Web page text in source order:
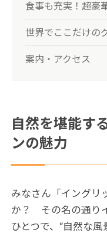
食事も充実！超豪
世界でここだけの
案内・アクセス
自然を堪能す
ンの魅力
みなさん「イングリ
か？ その名の通り
ひとつで、“自然な